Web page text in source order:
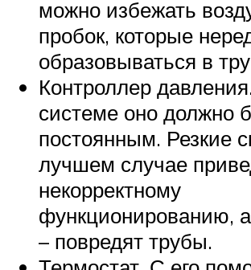
можно избежать
пробок, которые
образовываться в
Контроллер
системе оно должно
постоянным. Резкие
лучшем случае
некорректному
функционированию,
– повредят трубы.